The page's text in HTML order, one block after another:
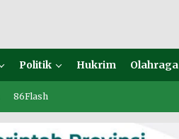
Politik Hukrim Olahraga
86Flash